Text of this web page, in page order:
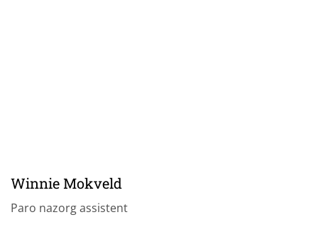
Winnie Mokveld
Paro nazorg assistent